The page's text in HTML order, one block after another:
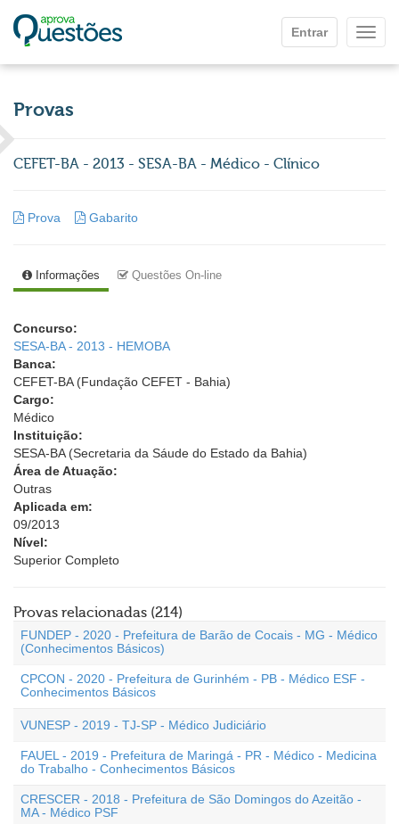
Entrar
Provas
CEFET-BA - 2013 - SESA-BA - Médico - Clínico
Prova Gabarito
Informações Questões On-line
Concurso:
SESA-BA - 2013 - HEMOBA
Banca:
CEFET-BA (Fundação CEFET - Bahia)
Cargo:
Médico
Instituição:
SESA-BA (Secretaria da Sáude do Estado da Bahia)
Área de Atuação:
Outras
Aplicada em:
09/2013
Nível:
Superior Completo
Provas relacionadas (214)
FUNDEP - 2020 - Prefeitura de Barão de Cocais - MG - Médico
(Conhecimentos Básicos)
CPCON - 2020 - Prefeitura de Gurinhém - PB - Médico ESF -
Conhecimentos Básicos
VUNESP - 2019 - TJ-SP - Médico Judiciário
FAUEL - 2019 - Prefeitura de Maringá - PR - Médico - Medicina
do Trabalho - Conhecimentos Básicos
CRESCER - 2018 - Prefeitura de São Domingos do Azeitão -
MA - Médico PSF